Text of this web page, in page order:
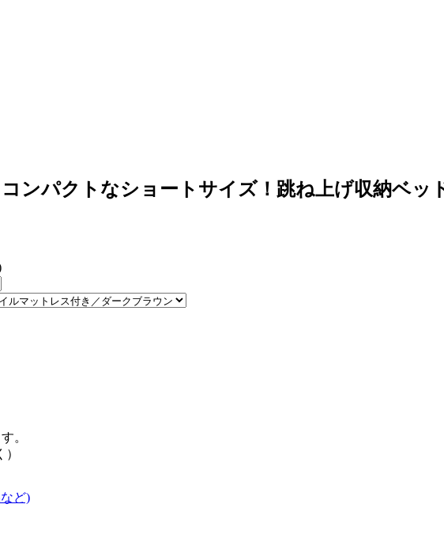
ンパクトなショートサイズ！跳ね上げ収納ベ
。
ど)